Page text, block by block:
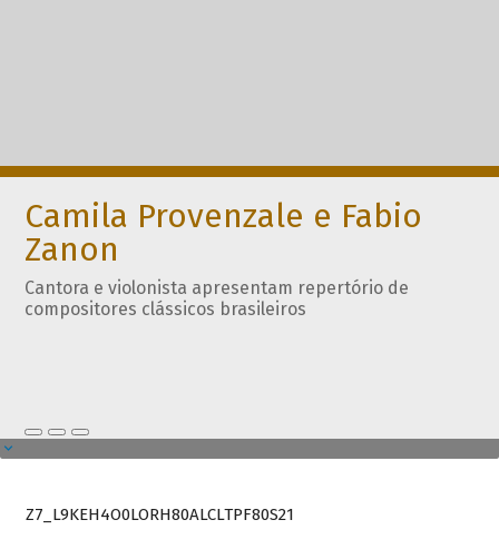
Camila Provenzale e Fabio
Zanon
Cantora e violonista apresentam repertório de
compositores clássicos brasileiros
Z7_L9KEH4O0LORH80ALCLTPF80S21